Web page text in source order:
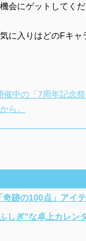
会にゲットしてくだ
に入りはどのFキャ
中の「7周年記念
ら。
跡の100点」アイ
しぎ”な卓上カレン